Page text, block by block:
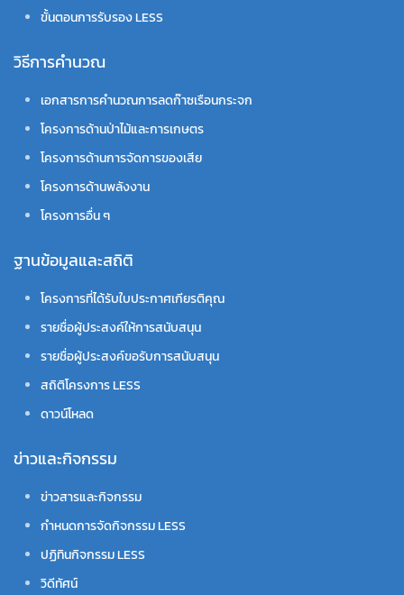
ขั้นตอนการรับรอง LESS
วิธีการคำนวณ
เอกสารการคำนวณการลดก๊าซเรือนกระจก
โครงการด้านป่าไม้และการเกษตร
โครงการด้านการจัดการของเสีย
โครงการด้านพลังงาน
โครงการอื่น ๆ
ฐานข้อมูลและสถิติ
โครงการที่ได้รับใบประกาศเกียรติคุณ
รายชื่อผู้ประสงค์ให้การสนับสนุน
รายชื่อผู้ประสงค์ขอรับการสนับสนุน
สถิติโครงการ LESS
ดาวน์โหลด
ข่าวและกิจกรรม
ข่าวสารและกิจกรรม
กำหนดการจัดกิจกรรม LESS
ปฏิทินกิจกรรม LESS
วิดีทัศน์